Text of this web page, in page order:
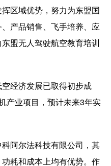
区域优势，努力为东盟国
产品销售、飞手培养、应
盟无人驾驶航空教育培训
经济发展已取得初步成
产业项目，预计未来3年实
阿尔法科技有限公司，其
耗和成本上均有优势。作